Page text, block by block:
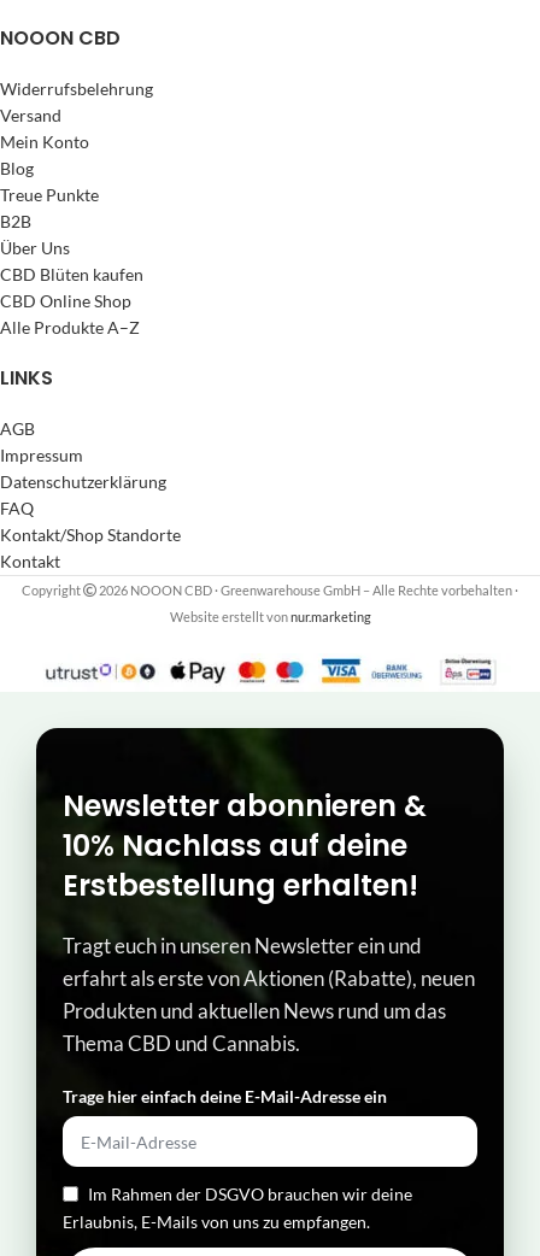
NOOON CBD
Widerrufsbelehrung
Versand
Mein Konto
Blog
Treue Punkte
B2B
Über Uns
CBD Blüten kaufen
CBD Online Shop
Alle Produkte A–Z
LINKS
AGB
Impressum
Datenschutzerklärung
FAQ
Kontakt/Shop Standorte
Kontakt
Copyright 2026 NOOON CBD · Greenwarehouse GmbH – Alle Rechte vorbehalten·
Website erstellt vonnur.marketing
Newsletter abonnieren &
10% Nachlass auf deine
Erstbestellung erhalten!
Tragt euch in unseren Newsletter ein und
erfahrt als erste von Aktionen (Rabatte), neuen
Produkten und aktuellen News rund um das
Thema CBD und Cannabis.
Trage hier einfach deine E-Mail-Adresse ein​
Im Rahmen der DSGVO brauchen wir deine
Erlaubnis, E-Mails von uns zu empfangen.